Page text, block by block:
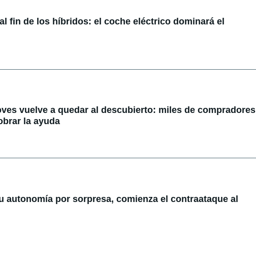
fin de los híbridos: el coche eléctrico dominará el
vuelve a quedar al descubierto: miles de compradores
la ayuda
autonomía por sorpresa, comienza el contraataque al